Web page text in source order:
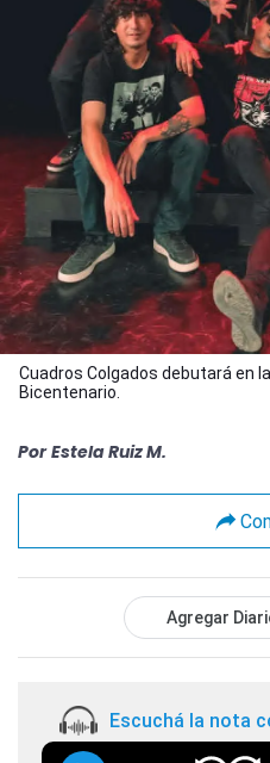
Cuadros Colgados debutará en
Bicentenario.
Por Estela Ruiz M.
Agregar
Escuchá la nota